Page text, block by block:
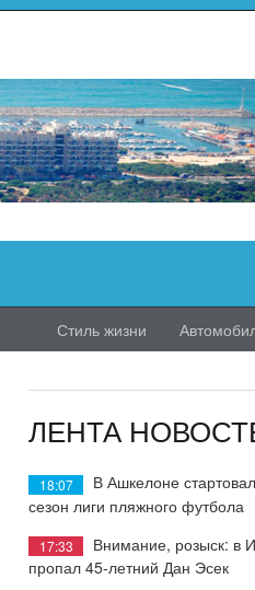
Стиль жизни
ЛЕНТА
18:07
В Ашкелоне
сезон лиги пляжного футбола
17:33
Внимание, розыск: в
пропал 45-летний Дан Эсек